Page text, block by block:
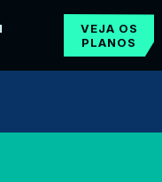
VEJA OS
PLANOS